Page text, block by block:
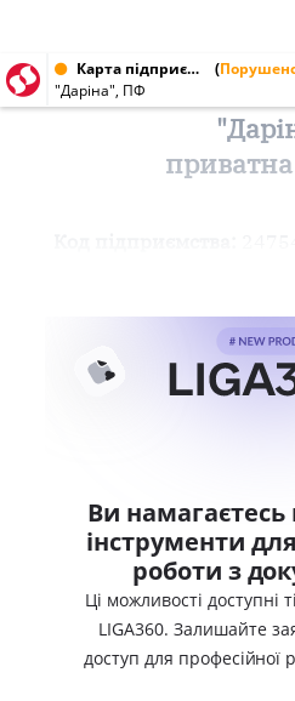
Карта підприємства від 17.05.2000 № 24754703 (
"Даріна", ПФ
Ви
інструменти
роботи з
Ці можливості доступні
LIGA360. Залишайте
доступ для професійної